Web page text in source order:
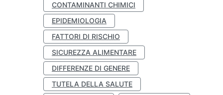
CONTAMINANTI CHIMICI
EPIDEMIOLOGIA
FATTORI DI RISCHIO
SICUREZZA ALIMENTARE
DIFFERENZE DI GENERE
TUTELA DELLA SALUTE